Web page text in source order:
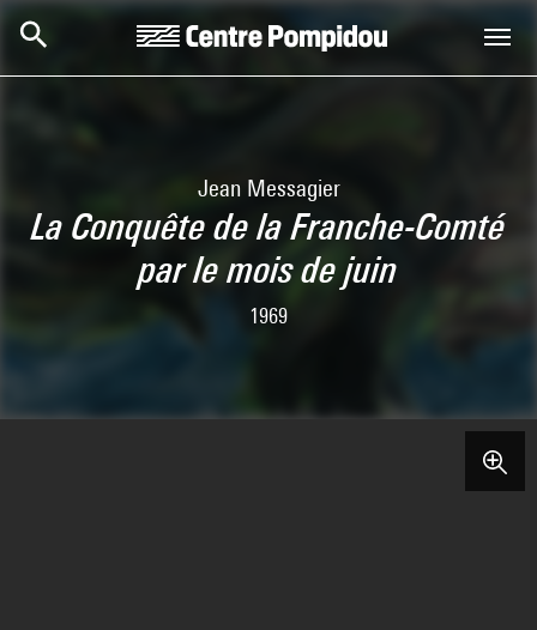
Skip to main content
Centre Pompidou
Jean Messagier
La Conquête de la Franche-Comté
par le mois de juin
1969